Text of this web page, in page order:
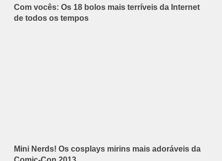
Com vocês: Os 18 bolos mais terríveis da Internet
de todos os tempos
Mini Nerds! Os cosplays mirins mais adoráveis da